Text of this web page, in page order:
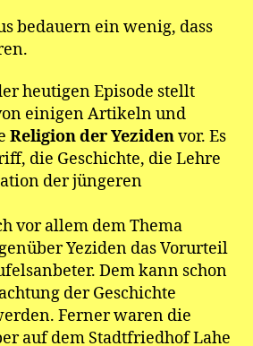
bedauern ein wenig, dass
heutigen Episode stellt
einigen Artikeln und
Religion der Yezidenvor. Es
die Geschichte, die Lehre
der jüngeren
vor allem dem Thema
Yeziden das Vorurteil
Dem kann schon
der Geschichte
Ferner waren die
auf dem Stadtfriedhof Lahe